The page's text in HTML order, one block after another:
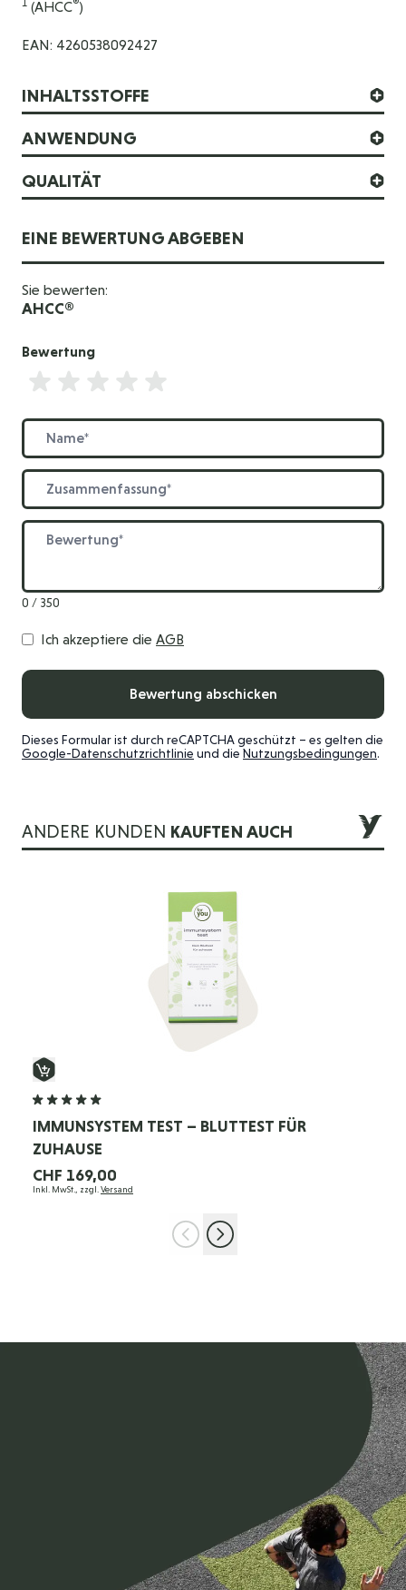
1 (AHCC®)
EAN: 4260538092427
INHALTSSTOFFE
ANWENDUNG
QUALITÄT
EINE BEWERTUNG ABGEBEN
Sie bewerten:
AHCC®
Bewertung
Bewertung
Name
Zusammenfassung
Bewertung
0 / 350
Ich akzeptiere die AGB
Bewertung abschicken
Dieses Formular ist durch reCAPTCHA geschützt – es gelten die
Google-Datenschutzrichtlinie und die Nutzungsbedingungen.
ANDERE KUNDEN KAUFTEN AUCH
IMMUNSYSTEM TEST – BLUTTEST FÜR
ZUHAUSE
CHF 169,00
Inkl. MwSt., zzgl. Versand